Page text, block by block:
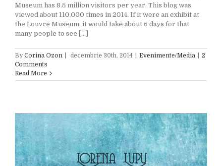
Museum has 8.5 million visitors per year. This blog was
viewed about 110,000 times in 2014. If it were an exhibit at
the Louvre Museum, it would take about 5 days for that
many people to see [...]
By Corina Ozon decembrie 30th, 2014 Evenimente/Media
2
Comments
Read More